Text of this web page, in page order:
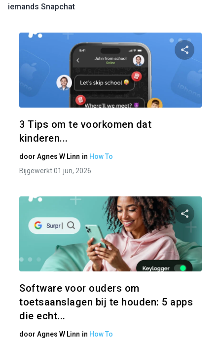
iemands Snapchat
3 Tips om te voorkomen dat
kinderen...
door Agnes W Linn in How To
Bijgewerkt 01 jun, 2026
Software voor ouders om
toetsaanslagen bij te houden: 5 apps
die echt...
door Agnes W Linn in How To